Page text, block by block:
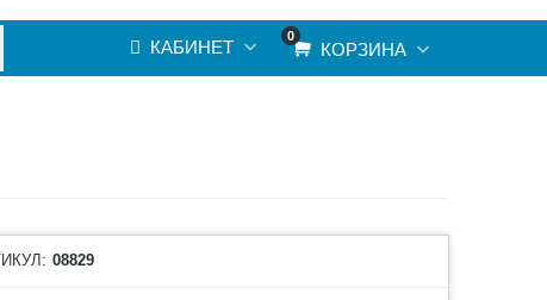
0
КОРЗИНА
КАБИНЕТ
08829